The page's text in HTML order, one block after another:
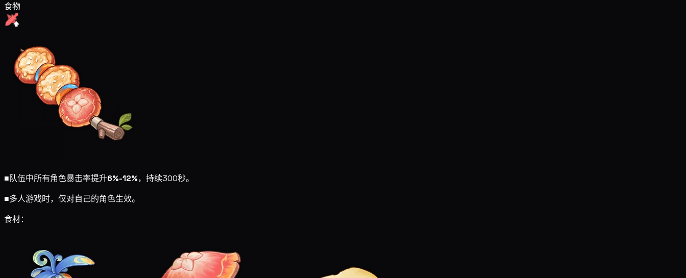
食物
■队伍中所有角色暴击率提升6%-12%，持续300秒。
■多人游戏时，仅对自己的角色生效。
食材：